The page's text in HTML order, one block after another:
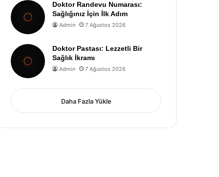
Doktor Randevu Numarası:
Sağlığınız İçin İlk Adım
Admin 7 Ağustos 2026
Doktor Pastası: Lezzetli Bir
Sağlık İkramı
Admin 7 Ağustos 2026
Daha Fazla Yükle